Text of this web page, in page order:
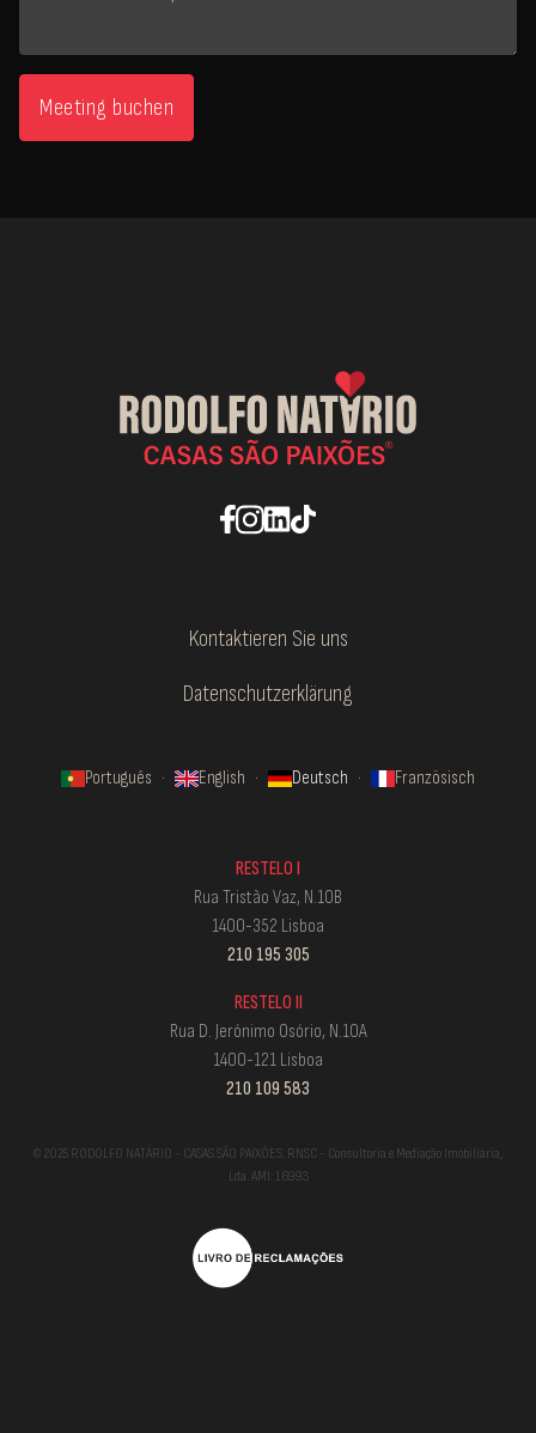
Meeting buchen
Kontaktieren Sie uns
Datenschutzerklärung
Português · English · Deutsch · Französisch
RESTELO I
Rua Tristão Vaz, N.10B
1400-352 Lisboa
210 195 305
RESTELO II
Rua D. Jerónimo Osório, N.10A
1400-121 Lisboa
210 109 583
© 2025 RODOLFO NATÁRIO - CASAS SÃO PAIXÕES. RNSC - Consultoria e Mediação Imobiliária,
Lda. AMI: 16993